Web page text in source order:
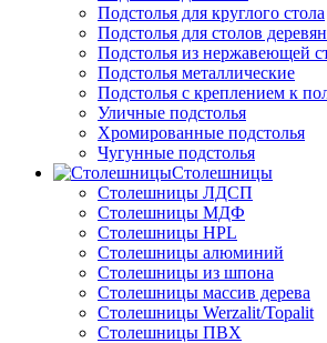
Подстолья для круглого стола
Подстолья для столов
Подстолья из нержавеющей
Подстолья металлические
Подстолья с креплением к
Уличные подстолья
Хромированные подстолья
Чугунные подстолья
Столешницы
Столешницы ЛДСП
Столешницы МДФ
Столешницы HPL
Столешницы алюминий
Столешницы из шпона
Столешницы массив дерева
Столешницы Werzalit/Topalit
Столешницы ПВХ